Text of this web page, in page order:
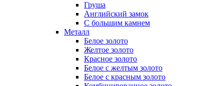
Груша
Английский замок
С большим камнем
Металл
Белое золото
Желтое золото
Красное золото
Белое с желтым золото
Белое с красным золото